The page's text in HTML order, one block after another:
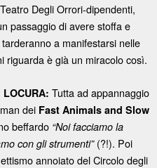
Degli Orrori-dipendenti,
passaggio di avere stoffa e
a manifestarsi nelle
riguarda è già un miracolo così.
LOCURA: Tutta ad appannaggio
dei Fast Animals and Slow
beffardo “Noi facciamo la
con gli strumenti”(?!). Poi
annoiato del Circolo degli